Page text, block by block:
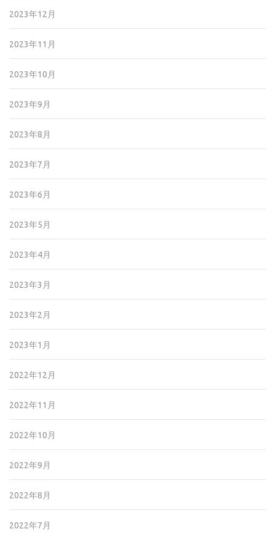
2023年12月
2023年11月
2023年10月
2023年9月
2023年8月
2023年7月
2023年6月
2023年5月
2023年4月
2023年3月
2023年2月
2023年1月
2022年12月
2022年11月
2022年10月
2022年9月
2022年8月
2022年7月